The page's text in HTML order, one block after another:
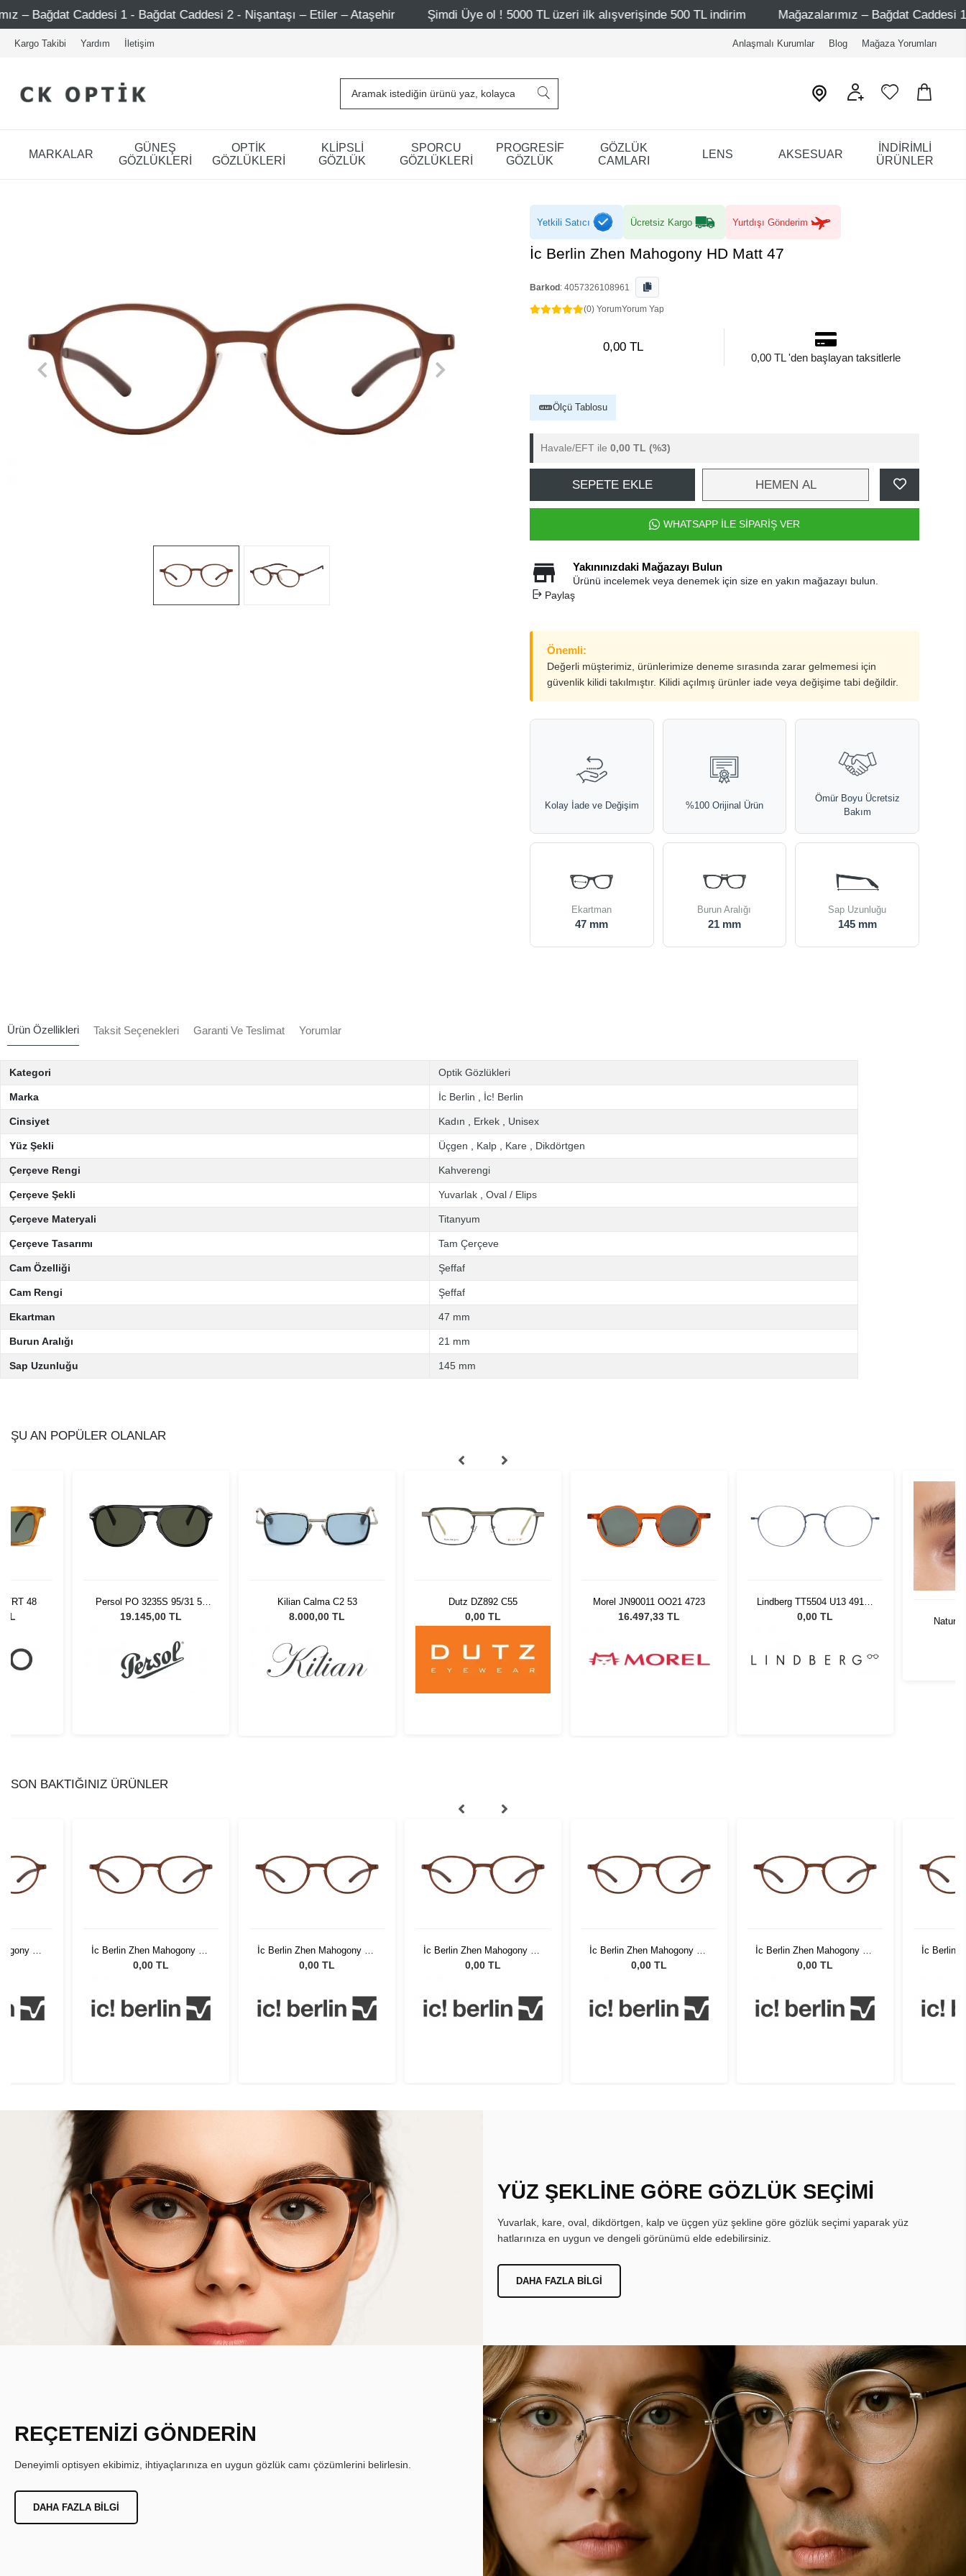
1 - Bağdat Caddesi 2 - Nişantaşı – Etiler – Ataşehir Şimdi Üye ol ! 5000 TL üzeri ilk alışverişinde 500 TL indirim Mağazalarımız – Bağdat Caddesi 1 - Bağdat
Kargo Takibi Yardım İletişim Anlaşmalı Kurumlar Blog Mağaza Yorumları
MARKALAR
GÜNEŞ
GÖZLÜKLERİ
OPTİK
GÖZLÜKLERİ
KLİPSLİ
GÖZLÜK
SPORCU
GÖZLÜKLERİ
PROGRESİF
GÖZLÜK
GÖZLÜK
CAMLARI
LENS AKSESUAR
İNDİRİMLİ
ÜRÜNLER
Yetkili Satıcı Ücretsiz Kargo Yurtdışı Gönderim
İc Berlin Zhen Mahogony HD Matt 47
Barkod : 4057326108961
(0) YorumYorum Yap
0,00 TL
0,00 TL 'den başlayan taksitlerle
Ölçü Tablosu
Havale/EFT ile 0,00 TL (%3)
SEPETE EKLE HEMEN AL
WHATSAPP İLE SİPARİŞ VER
Yakınınızdaki Mağazayı Bulun
Ürünü incelemek veya denemek için size en yakın mağazayı bulun.
Paylaş
Önemli:
Değerli müşterimiz, ürünlerimize deneme sırasında zarar gelmemesi için
güvenlik kilidi takılmıştır. Kilidi açılmış ürünler iade veya değişime tabi değildir.
Kolay İade ve Değişim %100 Orijinal Ürün
Ömür Boyu Ücretsiz
Bakım
Ekartman
47 mm
Burun Aralığı
21 mm
Sap Uzunluğu
145 mm
Ürün Özellikleri Taksit Seçenekleri Garanti Ve Teslimat Yorumlar
Kategori Optik Gözlükleri
Marka İc Berlin İc! Berlin
Cinsiyet Kadın Erkek Unisex
Yüz Şekli Üçgen Kalp Kare Dikdörtgen
Çerçeve Rengi Kahverengi
Çerçeve Şekli Yuvarlak Oval / Elips
Çerçeve Materyali Titanyum
Çerçeve Tasarımı Tam Çerçeve
Cam Özelliği Şeffaf
Cam Rengi Şeffaf
Ekartman 47 mm
Burun Aralığı 21 mm
Sap Uzunluğu 145 mm
ŞU AN POPÜLER OLANLAR
48
TL
Persol PO 3235S 95/31 55
Unisex Güneş Gözlüğü
19.145,00 TL
Kilian Calma C2 53
8.000,00 TL
Dutz DZ892 C55
0,00 TL
Morel JN90011 OO21 4723
16.497,33 TL
Lindberg TT5504 U13 49140
1116344
0,00 TL
SON BAKTIĞINIZ ÜRÜNLER
HD
İc Berlin Zhen Mahogony HD
Matt 47
0,00 TL
İc Berlin Zhen Mahogony HD
Matt 47
0,00 TL
İc Berlin Zhen Mahogony HD
Matt 47
0,00 TL
İc Berlin Zhen Mahogony HD
Matt 47
0,00 TL
İc Berlin Zhen Mahogony HD
Matt 47
0,00 TL
İc Berlin
YÜZ ŞEKLİNE GÖRE GÖZLÜK SEÇİMİ
Yuvarlak, kare, oval, dikdörtgen, kalp ve üçgen yüz şekline göre gözlük seçimi yaparak yüz
hatlarınıza en uygun ve dengeli görünümü elde edebilirsiniz.
DAHA FAZLA BILGI
REÇETENİZİ GÖNDERİN
Deneyimli optisyen ekibimiz, ihtiyaçlarınıza en uygun gözlük camı çözümlerini belirlesin.
DAHA FAZLA BILGI